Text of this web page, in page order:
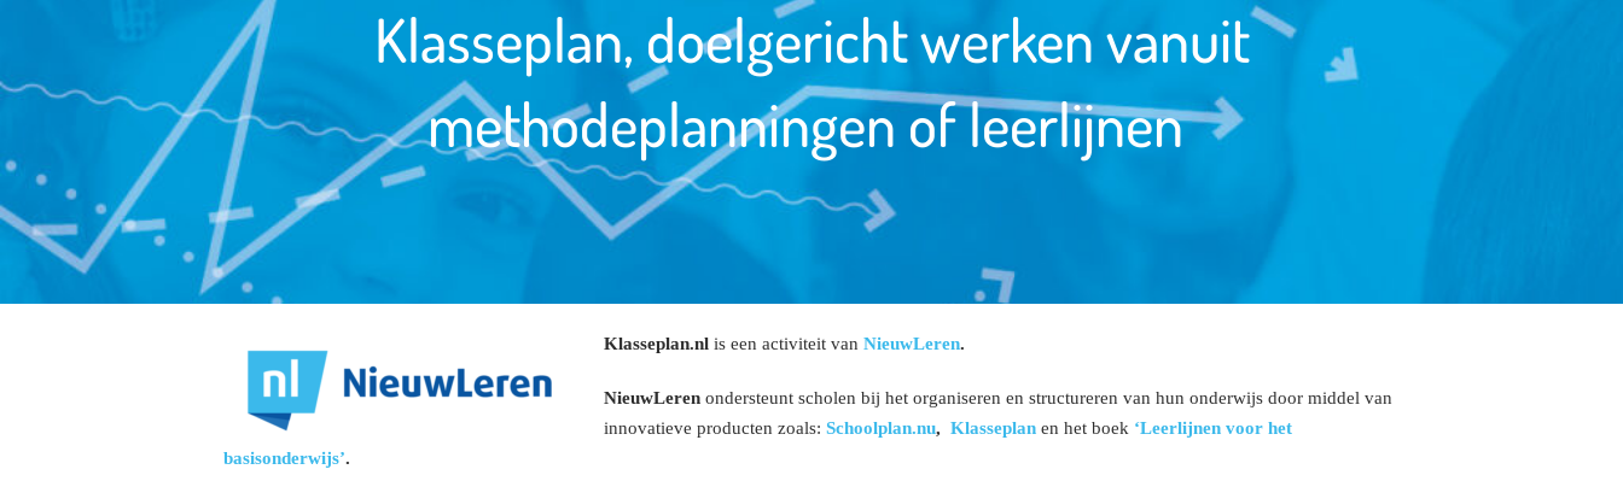
Klasseplan, doelgericht werken vanuit
methodeplanningen of leerlijnen
Klasseplan.nlis een activiteit vanNieuwLeren.
NieuwLeren ondersteunt scholen bij het organiseren en structureren van hun onderwijs door middel van
innovatieve producten zoals:Schoolplan.nu, Klasseplan en het boek ‘Leerlijnen voor het
basisonderwijs’.